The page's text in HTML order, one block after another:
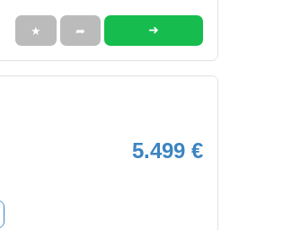
★ ➦ ➜
5.499 €